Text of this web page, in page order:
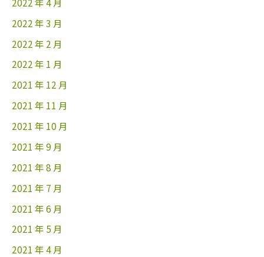
2022 年 3 月
2022 年 2 月
2022 年 1 月
2021 年 12 月
2021 年 11 月
2021 年 10 月
2021 年 9 月
2021 年 8 月
2021 年 7 月
2021 年 6 月
2021 年 5 月
2021 年 4 月